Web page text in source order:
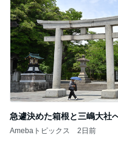
急遽決めた箱根と三嶋大社
Amebaトピックス 2日前